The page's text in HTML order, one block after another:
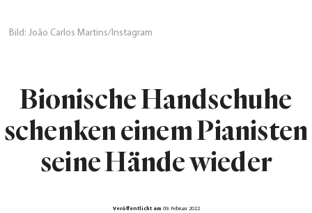
Bild: João Carlos Martins/Instagram
Bionische Handschuhe
schenken einem Pianisten
seine Hände wieder
Veröffentlicht am 09. Februar 2022